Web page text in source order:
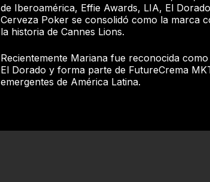
de Iberoamérica, Effie Awards, LIA, El
Cerveza Poker se consolidó como la marca
la historia de Cannes Lions.
Recientemente Mariana fue reconocida
El Dorado y forma parte de FutureCrema
emergentes de América Latina.